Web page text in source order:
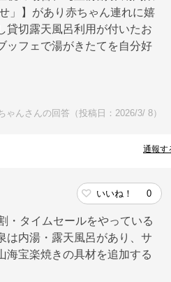
」】があり赤ちゃん連れに嬉
貸切露天風呂利用が付いたお
ッフェで湯がきたてを自分好
ゃんさんの回答（投稿日：2026/3/ 8）
通報す
いいね！ 0
・タイムセールをやっている
は内湯・露天風呂があり、サ
海宝楽焼きの具材を追加する